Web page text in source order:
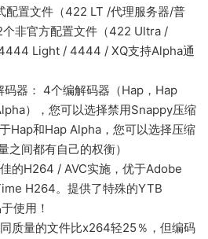
配置文件（422 LT /代理服务器/普
非官方配置文件（422 Ultra /
Light / 4444 / XQ支持Alpha通
码器： 4个编解码器（Hap，Hap
），您可以选择禁用Snappy压缩
Hap和Hap Alpha，您可以选择压缩
之间都有自己的权衡）
的H264 / AVC实施，优于Adobe
H264。提供了特殊的YTB
使用！
质量的文件比x264轻25％，但编码